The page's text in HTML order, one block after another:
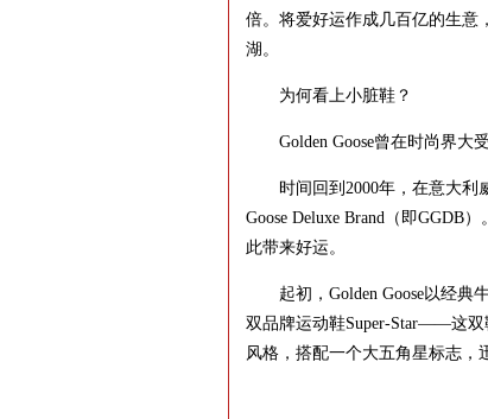
倍。将爱好运作成几百亿的生意
湖。
为何看上小脏鞋？
Golden Goose曾在时尚界大受
时间回到2000年，在意大利威
Goose Deluxe Brand（即GGDB
此带来好运。
起初，Golden Goose以经典
双品牌运动鞋Super-Star——这双
风格，搭配一个大五角星标志，